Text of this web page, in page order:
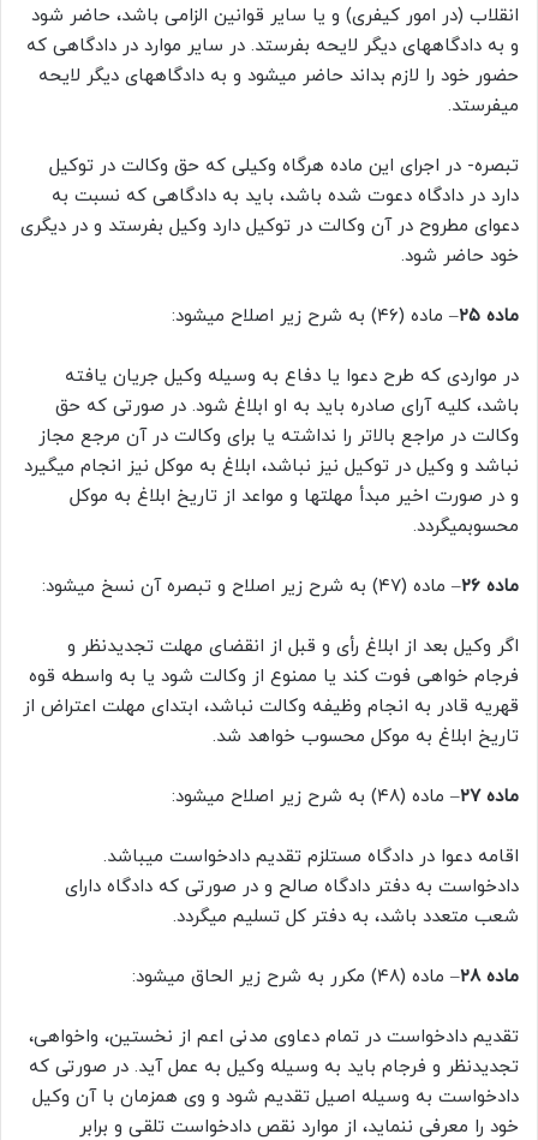
انقلاب (در امور کیفری) و یا سایر قوانین الزامی باشد، حاضر شود
و به دادگاههای دیگر لایحه بفرستد. در سایر موارد در دادگاهی که
حضور خود را لازم بداند حاضر میشود و به دادگاههای دیگر لایحه
میفرستد.
تبصره- در اجرای این ماده هرگاه وکیلی که حق وکالت در توکیل
دارد در دادگاه دعوت شده باشد، باید به دادگاهی که نسبت به
دعوای مطروح در آن وکالت در توکیل دارد وکیل بفرستد و در دیگری
خود حاضر شود.
ماده ۲۵ – ماده (۴۶) به شرح زیر اصلاح میشود:
در مواردی که طرح دعوا یا دفاع به وسیله وکیل جریان یافته
باشد، کلیه آرای صادره باید به او ابلاغ شود. در صورتی که حق
وکالت در مراجع بالاتر را نداشته یا برای وکالت در آن مرجع مجاز
نباشد و وکیل در توکیل نیز نباشد، ابلاغ به موکل نیز انجام میگیرد
و در صورت اخیر مبدأ مهلتها و مواعد از تاریخ ابلاغ به موکل
محسوبمیگردد.
ماده ۲۶ – ماده (۴۷) به شرح زیر اصلاح و تبصره آن نسخ میشود:
اگر وکیل بعد از ابلاغ رأی و قبل از انقضای مهلت تجدیدنظر و
فرجام خواهی فوت کند یا ممنوع از وکالت شود یا به واسطه قوه
قهریه قادر به انجام وظیفه وکالت نباشد، ابتدای مهلت اعتراض از
تاریخ ابلاغ به موکل محسوب خواهد شد.
ماده ۲۷ – ماده (۴۸) به شرح زیر اصلاح میشود:
اقامه دعوا در دادگاه مستلزم تقدیم دادخواست میباشد.
دادخواست به دفتر دادگاه صالح و در صورتی که دادگاه دارای
شعب متعدد باشد، به دفتر کل تسلیم میگردد.
ماده ۲۸ – ماده (۴۸) مکرر به شرح زیر الحاق میشود:
تقدیم دادخواست در تمام دعاوی مدنی اعم از نخستین، واخواهی،
تجدیدنظر و فرجام باید به وسیله وکیل به عمل آید. در صورتی که
دادخواست به وسیله اصیل تقدیم شود و وی همزمان با آن وکیل
خود را معرفی ننماید، از موارد نقص دادخواست تلقی و برابر